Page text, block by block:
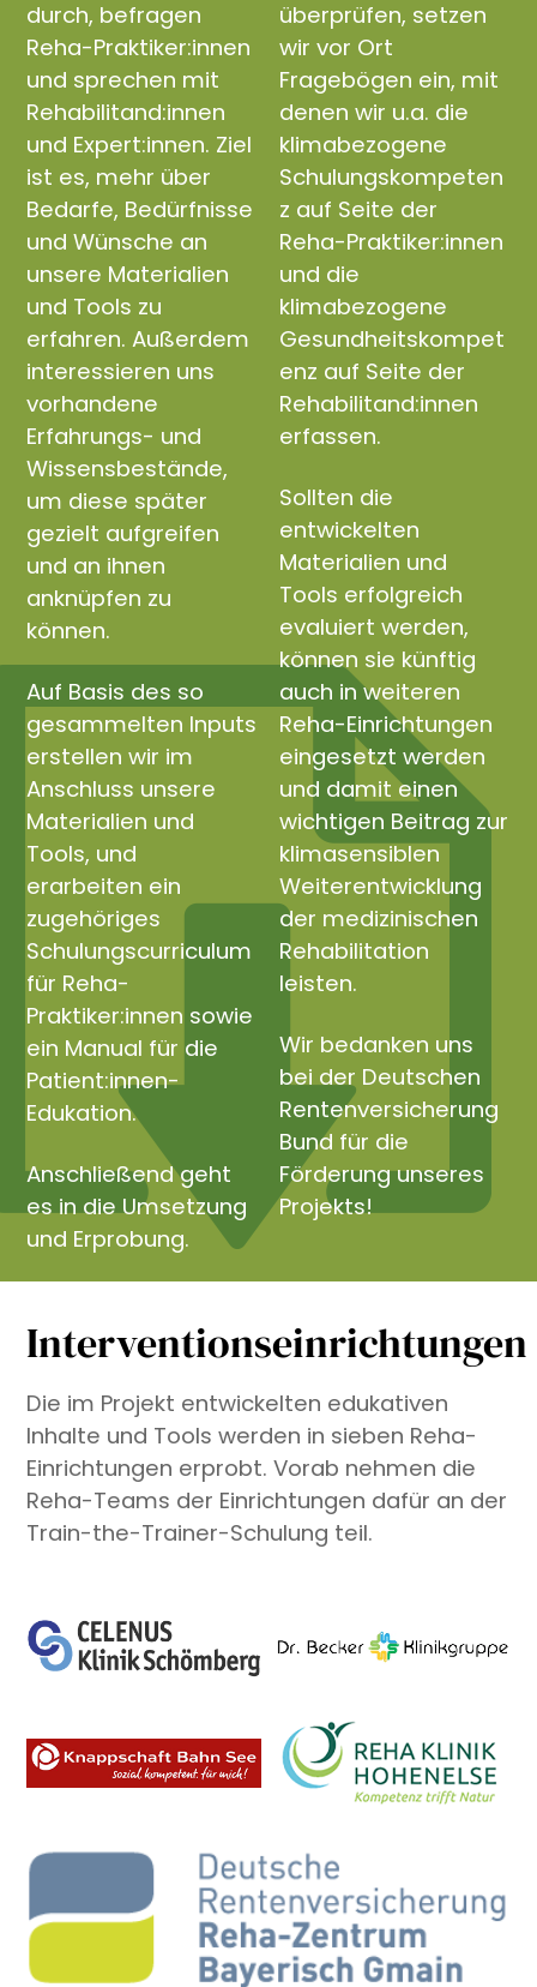
durch, befragen
Reha-Praktiker:innen
und sprechen mit
Rehabilitand:innen
und Expert:innen. Ziel
ist es, mehr über
Bedarfe, Bedürfnisse
und Wünsche an
unsere Materialien
und Tools zu
erfahren. Außerdem
interessieren uns
vorhandene
Erfahrungs- und
Wissensbestände,
um diese später
gezielt aufgreifen
und an ihnen
anknüpfen zu
können.
Auf Basis des so
gesammelten Inputs
erstellen wir im
Anschluss unsere
Materialien und
Tools, und
erarbeiten ein
zugehöriges
Schulungscurriculum
für Reha-
Praktiker:innen sowie
ein Manual für die
Patient:innen-
Edukation.
Anschließend geht
es in die Umsetzung
und Erprobung.
überprüfen, setzen
wir vor Ort
Fragebögen ein, mit
denen wir u.a. die
klimabezogene
Schulungskompeten
z auf Seite der
Reha-Praktiker:innen
und die
klimabezogene
Gesundheitskompet
enz auf Seite der
Rehabilitand:innen
erfassen.
Sollten die
entwickelten
Materialien und
Tools erfolgreich
evaluiert werden,
können sie künftig
auch in weiteren
Reha-Einrichtungen
eingesetzt werden
und damit einen
wichtigen Beitrag zur
klimasensiblen
Weiterentwicklung
der medizinischen
Rehabilitation
leisten.
Wir bedanken uns
bei der Deutschen
Rentenversicherung
Bund für die
Förderung unseres
Projekts!
Interventionseinrichtungen
Die im Projekt entwickelten edukativen
Inhalte und Tools werden in sieben Reha-
Einrichtungen erprobt. Vorab nehmen die
Reha-Teams der Einrichtungen dafür an der
Train-the-Trainer-Schulung teil.